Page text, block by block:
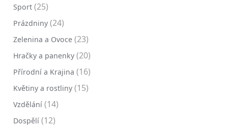
Sport (25)
Prázdniny (24)
Zelenina a Ovoce (23)
Hračky a panenky (20)
Přírodní a Krajina (16)
Květiny a rostliny (15)
Vzdělání (14)
Dospělí (12)